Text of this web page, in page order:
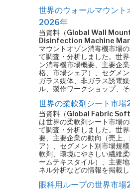
世界のウォールマウント
2026年
当資料（Global Wall
Disinfection Machine
マウントオゾン消毒機市場
て調査・分析しました。世
ン消毒機市場概要、主要企
格、市場シェア）、セグメ
ガラス媒体、非ガラス誘電
ル、製作ワークショップ、
世界の柔軟剤シート市
当資料（Global Fabric
は世界の柔軟剤シート市場
て調査・分析しました。世
要、主要企業の動向（売上
ア）、セグメント別市場規
軟剤、環境にやさしい繊維
ームテキスタイル）、主要
ネル分析などの情報を掲載
眼科用ループの世界市